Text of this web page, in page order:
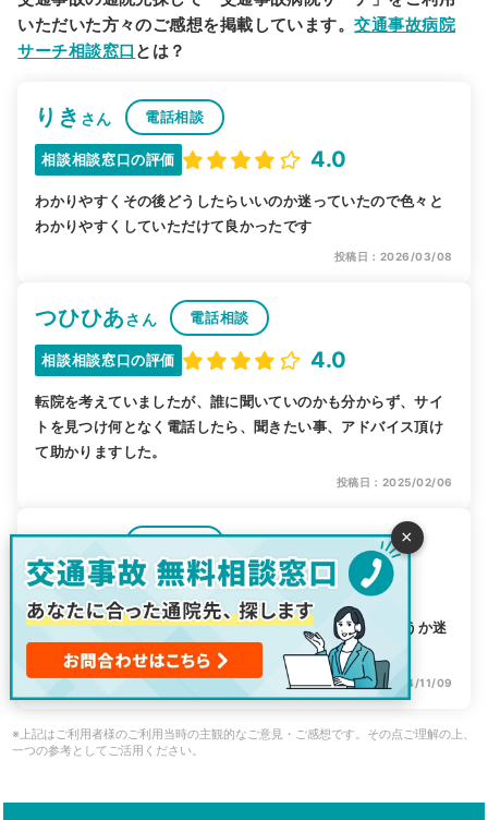
いただいた方々のご感想を掲載しています。交通事故病院
サーチ相談窓口 とは？
りき さん 電話相談
相談相談窓口の評価 4.0
わかりやすくその後どうしたらいいのか迷っていたので色々と
わかりやすくしていただけて良かったです
投稿日：2026/03/08
つひひあさん 電話相談
相談相談窓口の評価 4.0
転院を考えていましたが、誰に聞いていのかも分からず、サイ
トを見つけ何となく電話したら、聞きたい事、アドバイス頂け
て助かりますした。
投稿日：2025/02/06
ひで 電話相談
相談相談窓口の評価 5.0
電話対応がとても丁寧に対応して頂きました。 どこに通うか迷
っていたので、紹介して頂き助かりました。
投稿日：2024/11/09
※上記はご利用者様のご利用当時の主観的なご意見・ご感想です。その点ご理解の上、
一つの参考としてご活用ください。
×